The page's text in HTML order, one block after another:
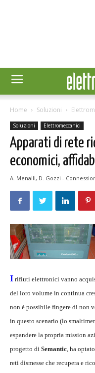
Home Soluzioni
Soluzioni Elettromeccanici
Apparati di rete
economici,
A. Menalli, D. Gozzi -
I rifiuti elettronici vanno
del loro volume in continua
non è possibile fingere di non
in questo scenario (lo
espandere la propria mission
progetto di Semantic, ha
reti dismesse che recupera e